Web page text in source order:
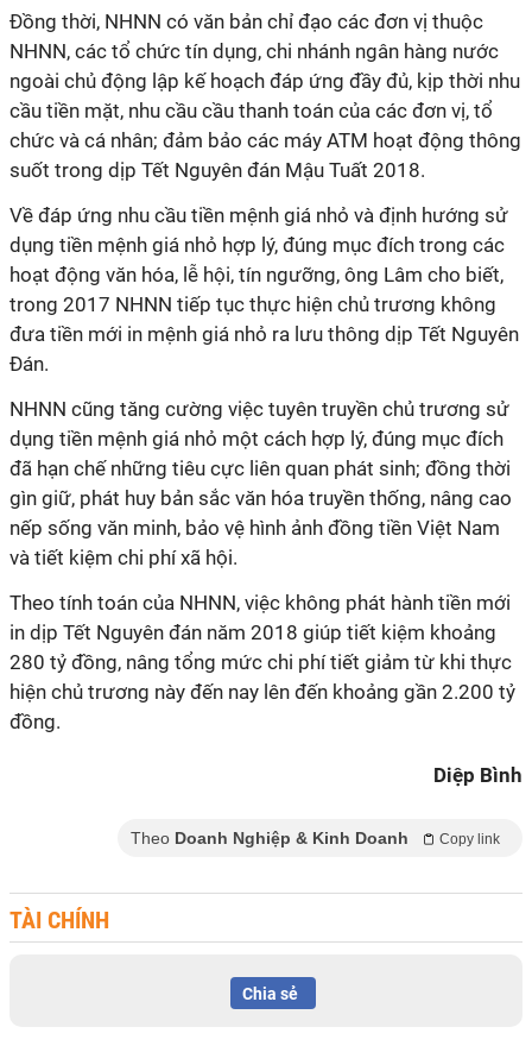
Đồng thời, NHNN có văn bản chỉ đạo các đơn vị thuộc
NHNN, các tổ chức tín dụng, chi nhánh ngân hàng nước
ngoài chủ động lập kế hoạch đáp ứng đầy đủ, kịp thời nhu
cầu tiền mặt, nhu cầu cầu thanh toán của các đơn vị, tổ
chức và cá nhân; đảm bảo các máy ATM hoạt động thông
suốt trong dịp Tết Nguyên đán Mậu Tuất 2018.
Về đáp ứng nhu cầu tiền mệnh giá nhỏ và định hướng sử
dụng tiền mệnh giá nhỏ hợp lý, đúng mục đích trong các
hoạt động văn hóa, lễ hội, tín ngưỡng, ông Lâm cho biết,
trong 2017 NHNN tiếp tục thực hiện chủ trương không
đưa tiền mới in mệnh giá nhỏ ra lưu thông dịp Tết Nguyên
Đán.
NHNN cũng tăng cường việc tuyên truyền chủ trương sử
dụng tiền mệnh giá nhỏ một cách hợp lý, đúng mục đích
đã hạn chế những tiêu cực liên quan phát sinh; đồng thời
gìn giữ, phát huy bản sắc văn hóa truyền thống, nâng cao
nếp sống văn minh, bảo vệ hình ảnh đồng tiền Việt Nam
và tiết kiệm chi phí xã hội.
Theo tính toán của NHNN, việc không phát hành tiền mới
in dịp Tết Nguyên đán năm 2018 giúp tiết kiệm khoảng
280 tỷ đồng, nâng tổng mức chi phí tiết giảm từ khi thực
hiện chủ trương này đến nay lên đến khoảng gần 2.200 tỷ
đồng.
Diệp Bình
Theo Doanh Nghiệp & Kinh Doanh Copy link
TÀI CHÍNH
Chia sẻ